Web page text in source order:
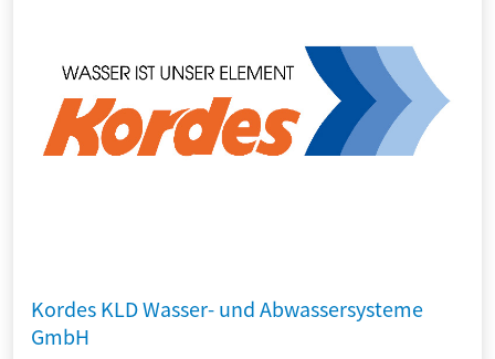
Kordes KLD Wasser- und Abwassersysteme
GmbH